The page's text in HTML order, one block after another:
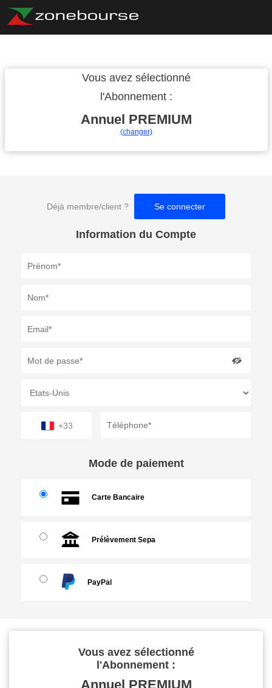
Vous avez sélectionné
l'Abonnement :
Annuel PREMIUM
(changer)
Déjà membre/client ? Se connecter
Information du Compte
+33
Mode de paiement
Carte Bancaire
Prélèvement Sepa
PayPal
Vous avez sélectionné
l'Abonnement :
Annuel PREMIUM